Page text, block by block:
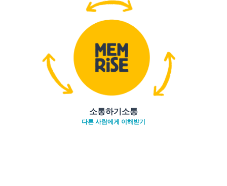
소통하기소통
다른 사람에게 이해받기